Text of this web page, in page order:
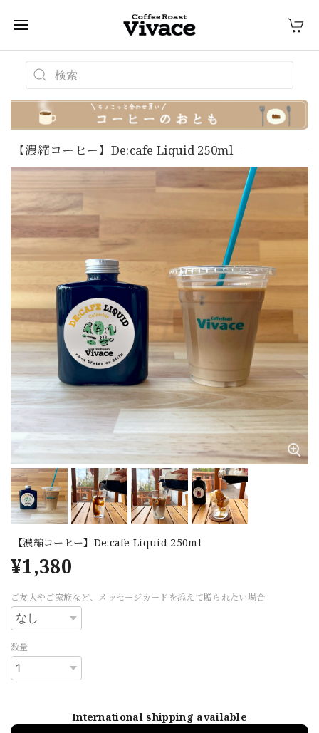
【濃縮コーヒー】De:cafe Liquid 250ml
【濃縮コーヒー】De:cafe Liquid 250ml
¥1,380
ご友人やご家族など、メッセージカードを添えて贈られたい場合
数量
International shipping available